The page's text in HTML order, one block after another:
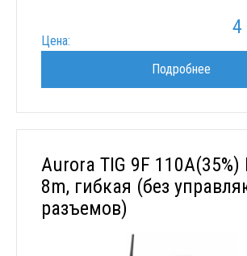
Цена:
4
Подробнее
Aurora TIG 9F 110A(35%)
8m, гибкая (без
разъемов)